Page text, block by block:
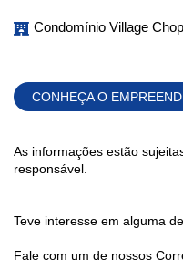
Condomínio Village
CONHEÇA O
As informações estão
responsável.
Teve interesse em alguma
Fale com um de nossos